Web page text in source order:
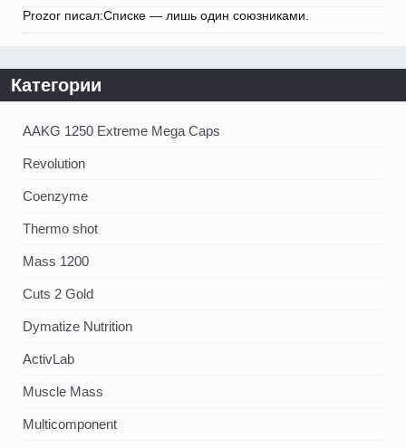
Prozor писал:Списке — лишь один союзниками.
Категории
AAKG 1250 Extreme Mega Caps
Revolution
Coenzyme
Thermo shot
Mass 1200
Cuts 2 Gold
Dymatize Nutrition
ActivLab
Muscle Mass
Multicomponent